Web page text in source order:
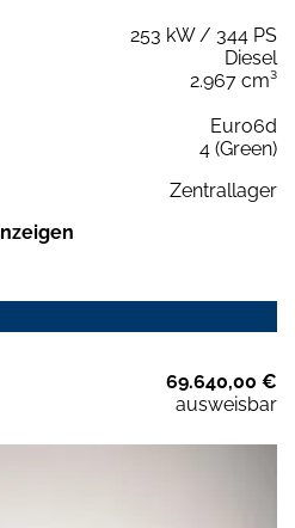
253 kW / 344 PS
Diesel
2.967 cm³
Euro6d
4 (Green)
Zentrallager
69.640,00 €
ausweisbar